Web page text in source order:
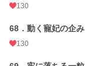
130
68．動く寵妃の企み
130